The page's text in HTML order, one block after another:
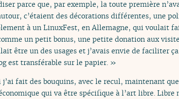
parce que, par exemple, la toute première
c’étaient des décorations différentes, une
à un LinuxFest, en Allemagne, qui voulait
un petit bonus, une petite donation aux
être un des usages et j’avais envie de faciliter
est transférable sur le papier. »
fait des bouquins, avec le recul, maintenant
qui va être spécifique à l’art libre.